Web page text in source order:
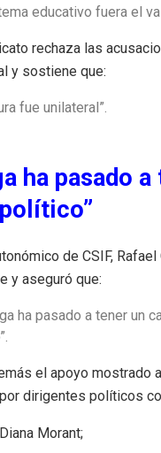
educativo fuera el
rechaza las
y sostiene que:
fue unilateral”.
ha pasado
de CSIF,
y aseguró que:
ha pasado a tener un
el apoyo mostrado
dirigentes políticos
Morant;